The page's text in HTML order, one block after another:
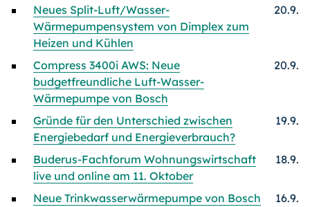
Neues Split-Luft/Wasser-
Wärmepumpensystem von Dimplex zum
Heizen und Kühlen
20.9.
Compress 3400i AWS: Neue
budgetfreundliche Luft-Wasser-
Wärmepumpe von Bosch
20.9.
Gründe für den Unterschied zwischen
Energiebedarf und Energieverbrauch?
19.9.
Buderus-Fachforum Wohnungswirtschaft
live und online am 11. Oktober
18.9.
Neue Trinkwasserwärmepumpe von Bosch
16.9.